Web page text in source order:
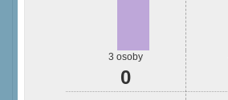
3 osoby
0